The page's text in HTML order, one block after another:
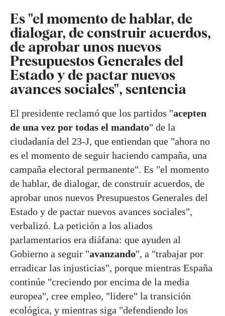
Es "el momento de hablar, de
dialogar, de construir acuerdos,
de aprobar unos nuevos
Presupuestos Generales del
Estado y de pactar nuevos
avances sociales", sentencia
El presidente reclamó que los partidos "acepten
de una vez por todas el mandato" de la
ciudadanía del 23-J, que entiendan que "ahora no
es el momento de seguir haciendo campaña, una
campaña electoral permanente". Es "el momento
de hablar, de dialogar, de construir acuerdos, de
aprobar unos nuevos Presupuestos Generales del
Estado y de pactar nuevos avances sociales",
verbalizó. La petición a los aliados
parlamentarios era diáfana: que ayuden al
Gobierno a seguir "avanzando", a "trabajar por
erradicar las injusticias", porque mientras España
continúe "creciendo por encima de la media
europea", cree empleo, "lidere" la transición
ecológica, y mientras siga "defendiendo los